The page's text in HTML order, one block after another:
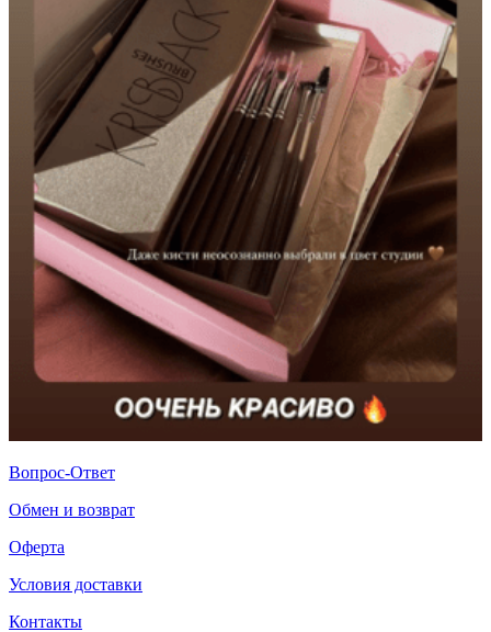
Вопрос-Ответ
Обмен и возврат
Оферта
Условия доставки
Контакты